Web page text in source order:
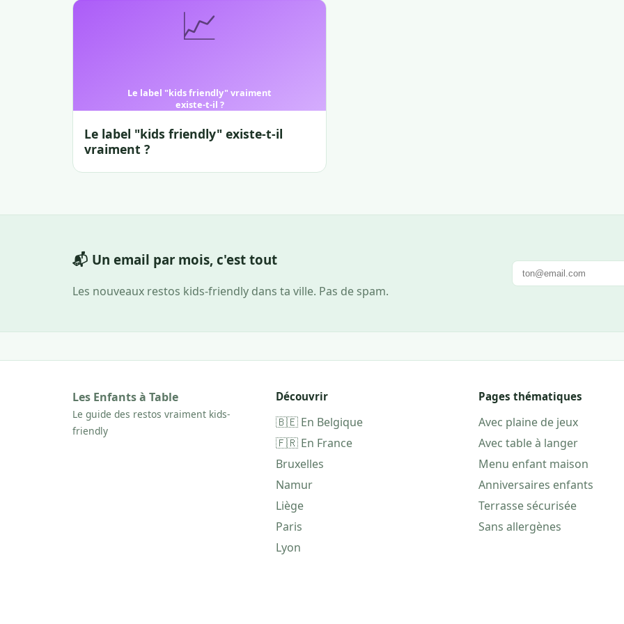
Le label "kids friendly" existe-t-il
vraiment ?
📬 Un email par mois, c'est tout
Les nouveaux restos kids-friendly dans ta ville. Pas de spam.
Les Enfants à Table
Le guide des restos vraiment kids-
friendly
Découvrir
🇧🇪 En Belgique
🇫🇷 En France
Bruxelles
Namur
Liège
Paris
Lyon
Pages thématiques
Avec plaine de jeux
Avec table à langer
Menu enfant maison
Anniversaires enfants
Terrasse sécurisée
Sans allergènes